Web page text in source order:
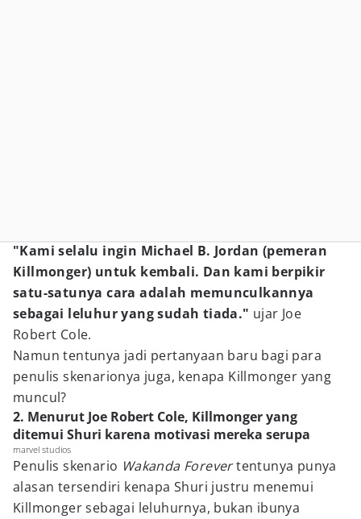
"Kami selalu ingin Michael B. Jordan (pemeran
Killmonger) untuk kembali. Dan kami berpikir
satu-satunya cara adalah memunculkannya
sebagai leluhur yang sudah tiada." ujar Joe
Robert Cole.
Namun tentunya jadi pertanyaan baru bagi para
penulis skenarionya juga, kenapa Killmonger yang
muncul?
2. Menurut Joe Robert Cole, Killmonger yang
ditemui Shuri karena motivasi mereka serupa
marvel studios
Penulis skenario Wakanda Forevertentunya punya
alasan tersendiri kenapa Shuri justru menemui
Killmonger sebagai leluhurnya, bukan ibunya